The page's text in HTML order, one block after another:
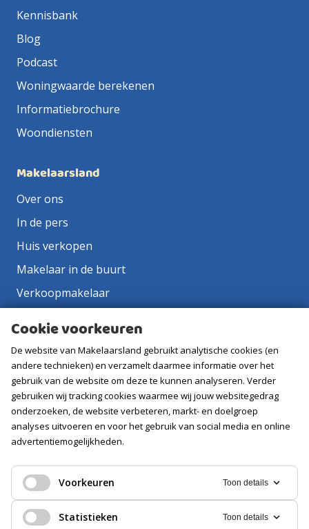
Kennisbank
Blog
Podcast
Woningwaarde berekenen
Informatiebrochure
Woondiensten
Makelaarsland
Over ons
In de pers
Huis verkopen
Makelaar in de buurt
Verkoopmakelaar
Vacatures
Volg ons
Cookie voorkeuren
De website van Makelaarsland gebruikt analytische cookies (en
andere technieken) en verzamelt daarmee informatie over het
gebruik van de website om deze te kunnen analyseren. Verder
gebruiken wij tracking cookies waarmee wij jouw websitegedrag
onderzoeken, de website verbeteren, markt- en doelgroep
analyses uitvoeren en voor het gebruik van social media en online
advertentiemogelijkheden.
Voorkeuren Toon details
Statistieken Toon details